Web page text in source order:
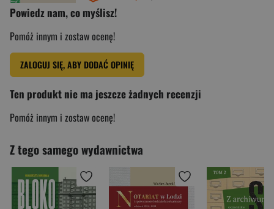
Powiedz nam, co myślisz!
Pomóż innym i zostaw ocenę!
ZALOGUJ SIĘ, ABY DODAĆ OPINIĘ
Ten produkt nie ma jeszcze żadnych recenzji
Pomóż innym i zostaw ocenę!
Z tego samego wydawnictwa